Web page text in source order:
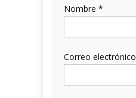
Nombre *
Correo electrónico